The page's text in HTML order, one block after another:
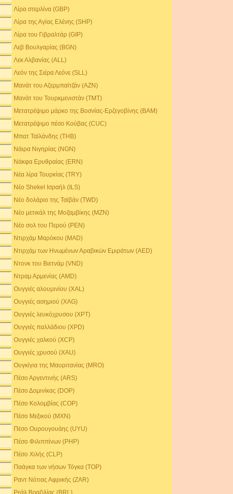
Λίρα στερλίνα (GBP)
Λίρα της Αγίας Ελένης (SHP)
Λίρα του Γιβραλτάρ (GIP)
Λεβ Βουλγαρίας (BGN)
Λεκ Αλβανίας (ALL)
Λεόν της Σιέρα Λεόνε (SLL)
Μανάτ του Αζερμπαϊτζάν (AZN)
Μανάτ του Τουρκμενιστάν (TMT)
Μετατρέψιμο μάρκο της Βοσνίας-Ερζεγοβίνης (BAM)
Μετατρέψιμο πέσο Κούβας (CUC)
Μπατ Ταϊλάνδης (THB)
Νάιρα Νιγηρίας (NGN)
Νάκφα Ερυθραίας (ERN)
Νέα λίρα Τουρκίας (TRY)
Νέο Shekel Ισραήλ (ILS)
Νέο δολάριο της Ταϊβάν (TWD)
Νέο μετικάλ της Μοζαμβίκης (MZN)
Νέο σολ του Περού (PEN)
Ντιρχάμ Μαρόκου (MAD)
Ντιρχάμ των Ηνωμένων Αραβικών Εμιράτων (AED)
Ντονκ του Βιετνάμ (VND)
Ντραμ Αρμενίας (AMD)
Ουγγιές αλουμινίου (XAL)
Ουγγιές ασημιού (XAG)
Ουγγιές λευκόχρυσου (XPT)
Ουγγιές παλλάδιου (XPD)
Ουγγιές χαλκού (XCP)
Ουγγιές χρυσού (XAU)
Ουγκίγια της Μαυριτανίας (MRO)
Πέσο Αργεντινής (ARS)
Πέσο Δομινίκας (DOP)
Πέσο Κολομβίας (COP)
Πέσο Μεξικού (MXN)
Πέσο Ουρουγουάης (UYU)
Πέσο Φιλιππίνων (PHP)
Πέσο Χιλής (CLP)
Παάγκα των νήσων Τόγκα (TOP)
Ραντ Νότιας Αφρικής (ZAR)
Ρεάλ Βραζιλίας (BRL)